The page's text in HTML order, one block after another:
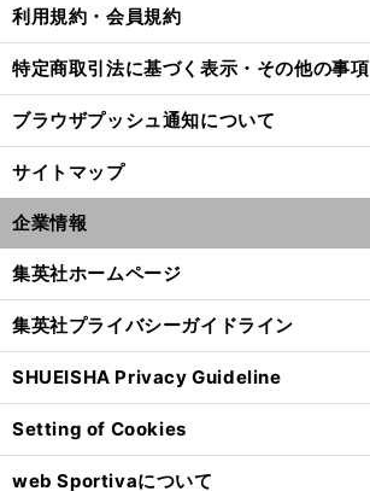
利用規約・会員規約
特定商取引法に基づく表示・その他の事項
ブラウザプッシュ通知について
サイトマップ
企業情報
集英社ホームページ
集英社プライバシーガイドライン
SHUEISHA Privacy Guideline
Setting of Cookies
web Sportivaについて